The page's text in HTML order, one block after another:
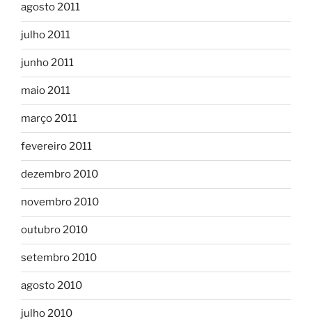
agosto 2011
julho 2011
junho 2011
maio 2011
março 2011
fevereiro 2011
dezembro 2010
novembro 2010
outubro 2010
setembro 2010
agosto 2010
julho 2010